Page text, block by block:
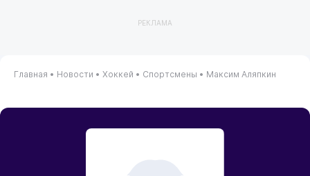
РЕКЛАМА
Главная • Новости • Хоккей • Спортсмены • Максим Аляпкин